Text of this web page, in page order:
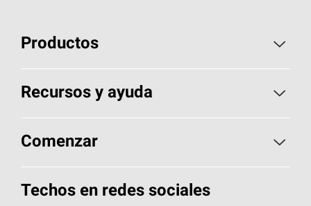
Productos
Elija sus tejas
Encuentre un contratista
Componentes para techos
Recursos y ayuda
Aspectos básicos sobre techos
Herramientas de diseño y color
Comenzar
Llame al 1-800-GET-PINK®
Techos en redes sociales